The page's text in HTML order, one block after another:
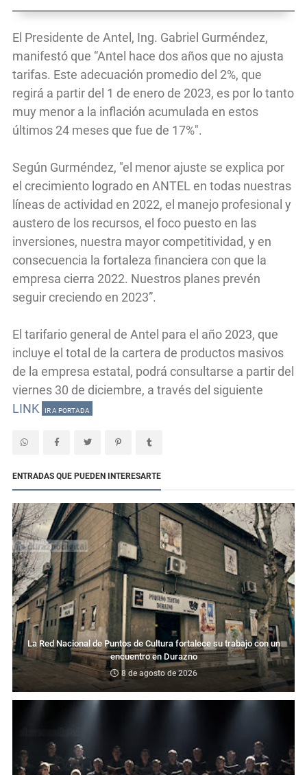
El Presidente de Antel, Ing. Gabriel Gurméndez,
manifestó que “Antel hace dos años que no ajusta
tarifas. Este adecuación promedio del 2%, que
regirá a partir del 1 de enero de 2023, es por lo tanto
muy menor a la inflación acumulada en estos
últimos 24 meses que fue de 17%".
Según Gurméndez, "el menor ajuste se explica por
el crecimiento logrado en ANTEL en todas nuestras
líneas de actividad en 2022, el manejo profesional y
austero de los recursos, el foco puesto en las
inversiones, nuestra mayor competitividad, y en
consecuencia la fortaleza financiera con que la
empresa cierra 2022. Nuestros planes prevén
seguir creciendo en 2023”.
El tarifario general de Antel para el año 2023, que
incluye el total de la cartera de productos masivos
de la empresa estatal, podrá consultarse a partir del
viernes 30 de diciembre, a través del siguiente
LINK
IR A PORTADA
ENTRADAS QUE PUEDEN INTERESARTE
La Red Nacional de Puntos de Cultura fortalece su trabajo con un
encuentro en Durazno
8 de agosto de 2026